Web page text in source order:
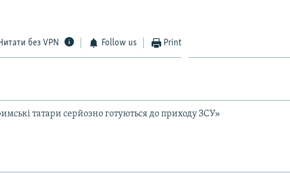
без VPN Follow us Print
татари серйозно готуються до приходу ЗСУ»